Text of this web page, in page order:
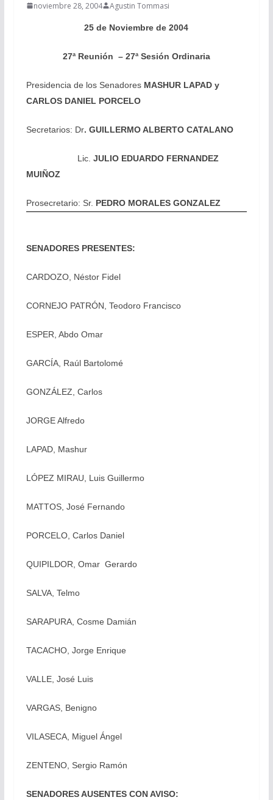
noviembre 28, 2004 Agustin Tommasi
25 de Noviembre de 2004
27ª Reunión – 27ª Sesión Ordinaria
Presidencia de los Senadores MASHUR LAPAD y
CARLOS DANIEL PORCELO
Secretarios: Dr. GUILLERMO ALBERTO CATALANO
Lic. JULIO EDUARDO FERNANDEZ
MUIÑOZ
Prosecretario: Sr. PEDRO MORALES GONZALEZ
SENADORES PRESENTES:
CARDOZO, Néstor Fidel
CORNEJO PATRÓN, Teodoro Francisco
ESPER, Abdo Omar
GARCÍA, Raúl Bartolomé
GONZÁLEZ, Carlos
JORGE Alfredo
LAPAD, Mashur
LÓPEZ MIRAU, Luis Guillermo
MATTOS, José Fernando
PORCELO, Carlos Daniel
QUIPILDOR, Omar Gerardo
SALVA, Telmo
SARAPURA, Cosme Damián
TACACHO, Jorge Enrique
VALLE, José Luis
VARGAS, Benigno
VILASECA, Miguel Ángel
ZENTENO, Sergio Ramón
SENADORES AUSENTES CON AVISO: